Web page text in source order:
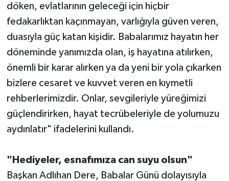
döken, evlatlarının geleceği için hiçbir
fedakarlıktan kaçınmayan, varlığıyla güven veren,
duasıyla güç katan kişidir. Babalarımız hayatın her
döneminde yanımızda olan, iş hayatına atılırken,
önemli bir karar alırken ya da yeni bir yola çıkarken
bizlere cesaret ve kuvvet veren en kıymetli
rehberlerimizdir. Onlar, sevgileriyle yüreğimizi
güçlendirirken, hayat tecrübeleriyle de yolumuzu
aydınlatır" ifadelerini kullandı.
"Hediyeler, esnafımıza can suyu olsun"
Başkan Adlıhan Dere, Babalar Günü dolayısıyla